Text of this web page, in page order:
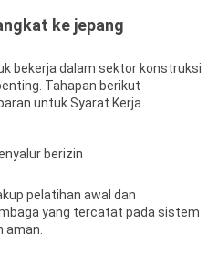
ke jepang
bekerja dalam sektor konstruksi
Tahapan berikut
untuk Syarat Kerja
berizin
pelatihan awal dan
yang tercatat pada sistem
aman.